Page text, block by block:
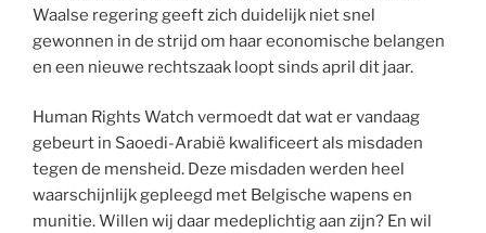
Waalse regering geeft zich duidelijk niet snel
gewonnen in de strijd om haar economische belangen
en een nieuwe rechtszaak loopt sinds april dit jaar.
Human Rights Watch vermoedt dat wat er vandaag
gebeurt in Saoedi-Arabië kwalificeert als misdaden
tegen de mensheid. Deze misdaden werden heel
waarschijnlijk gepleegd met Belgische wapens en
munitie. Willen wij daar medeplichtig aan zijn? En wil